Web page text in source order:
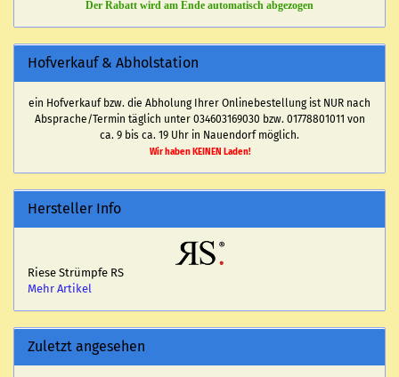
Der Rabatt wird am Ende automatisch abgezogen
Hofverkauf & Abholstation
ein Hofverkauf bzw. die Abholung Ihrer Onlinebestellung ist NUR nach
Absprache/Termin täglich unter 034603169030 bzw. 01778801011 von
ca. 9 bis ca. 19 Uhr in Nauendorf möglich.
Wir haben KEINEN Laden!
Hersteller Info
Riese Strümpfe RS
Mehr Artikel
Zuletzt angesehen